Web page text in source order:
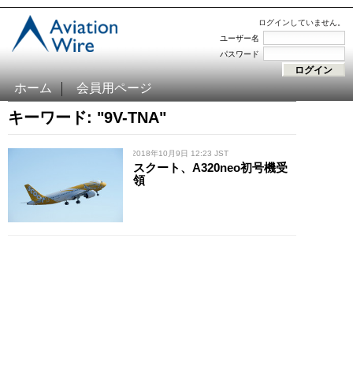
ログインしていません。
ユーザー名
パスワード
ホーム 会員用ページ
キーワード: "9V-TNA"
/ 2018年10月9日 12:23 JST
スクート、A320neo初号機受
領